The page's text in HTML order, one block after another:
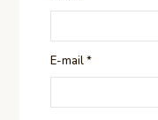
E-mail*